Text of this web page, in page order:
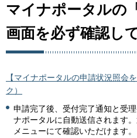
マイナポータルの
画面を必ず確認し
【マイナポータルの申請状況照会
ク）
申請完了後、受付完了通知と受
ナポータルに自動送信されます
メニューにて確認いただけます。